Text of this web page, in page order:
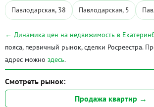
Павлодарская, 38 Павлодарская, 5
← Динамика цен на недвижимость в
пояса, первичный рынок, сделки Росреестра.
адрес можно здесь.
Смотреть рынок:
Продажа квартир →